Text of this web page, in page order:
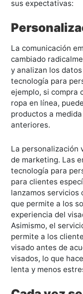
sus expectativas:
La comunicación
cambiado
y analizan los
tecnología para
ejemplo, si compra
ropa en línea,
productos a
anteriores.
La personalización
de marketing. Las
tecnología para
para clientes
lanzamos servicios
que permite a los
experiencia del
Asimismo, el
permite a los
visado antes de
visados, lo que
lenta y menos